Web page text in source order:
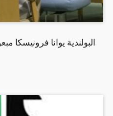
البولندية يوانا فرونيسكا